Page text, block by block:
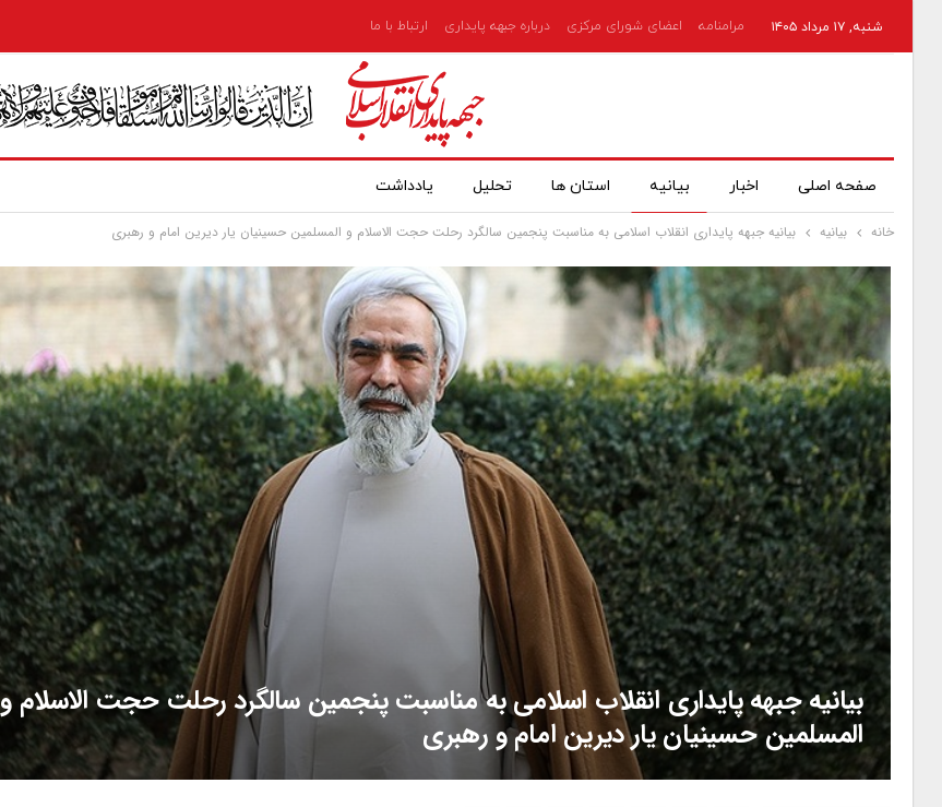
شنبه, ۱۷ مرداد ۱۴۰۵ مرامنامه اعضای شورای مرکزی درباره جبهه پایداری ارتباط با ما
صفحه اصلی اخبار بیانیه استان ها تحلیل یادداشت
خانه بیانیه بیانیه جبهه پایداری انقلاب اسلامی به مناسبت پنجمین سالگرد رحلت حجت الاسلام و المسلمین حسینیان یار دیرین امام و رهبری
بیانیه جبهه پایداری انقلاب اسلامی به مناسبت پنجمین سالگرد رحلت حجت الاسلام و
المسلمین حسینیان یار دیرین امام و رهبری